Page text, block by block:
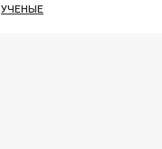
УЧЕНЫЕ